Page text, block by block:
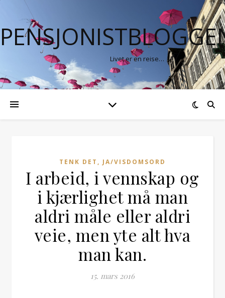
Livet er en reise…
TENK DET, JA/VISDOMSORD
I arbeid, i vennskap og
i kjærlighet må man
aldri måle eller aldri
veie, men yte alt hva
man kan.
15. mars 2016